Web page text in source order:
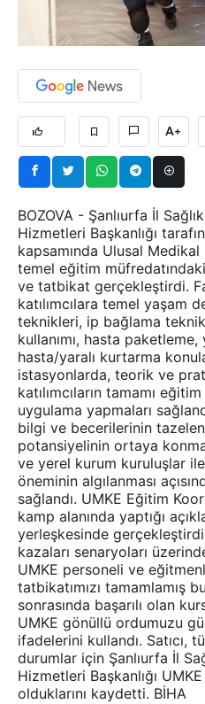
A+
BOZOVA - Şanlıurfa İl
Hizmetleri Başkanlığı
kapsamında Ulusal
temel eğitim
ve tatbikat gerçekleştirdi.
katılımcılara temel yaşam
teknikleri, ip bağlama
kullanımı, hasta
hasta/yaralı kurtarma
istasyonlarda, teorik ve
katılımcıların tamamı
uygulama yapmaları
bilgi ve becerilerinin
potansiyelinin ortaya
ve yerel kurum kuruluşlar
öneminin algılanması
sağlandı. UMKE Eğitim
kamp alanında yaptığı
yerleşkesinde
kazaları senaryoları
UMKE personeli ve
tatbikatımızı tamamlamış
sonrasında başarılı olan
UMKE gönüllü ordumuzu
ifadelerini kullandı. Satıcı,
durumlar için Şanlıurfa İl
Hizmetleri Başkanlığı
olduklarını kaydetti. BİHA